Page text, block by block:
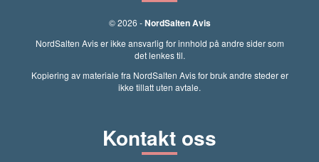
© 2026 -NordSalten Avis
NordSalten Avis er ikke ansvarlig for innhold på andre sider som
det lenkes til.
Kopiering av materiale fra NordSalten Avis for bruk andre steder er
ikke tillatt uten avtale.
Kontakt oss